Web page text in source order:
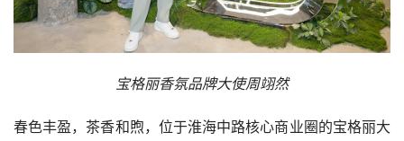
宝格丽香氛品牌大使周翊然
春色丰盈，茶香和煦，位于淮海中路核心商业圈的宝格丽大